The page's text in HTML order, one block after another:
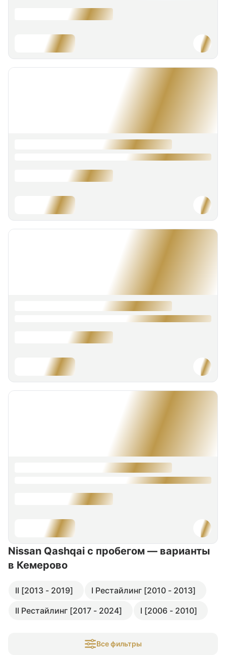
Nissan Qashqai с пробегом — варианты
в Кемерово
II [2013 - 2019]
I Рестайлинг [2010 - 2013]
II Рестайлинг [2017 - 2024]
I [2006 - 2010]
Все фильтры